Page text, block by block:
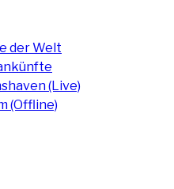
der Welt
(Live)
(Offline)